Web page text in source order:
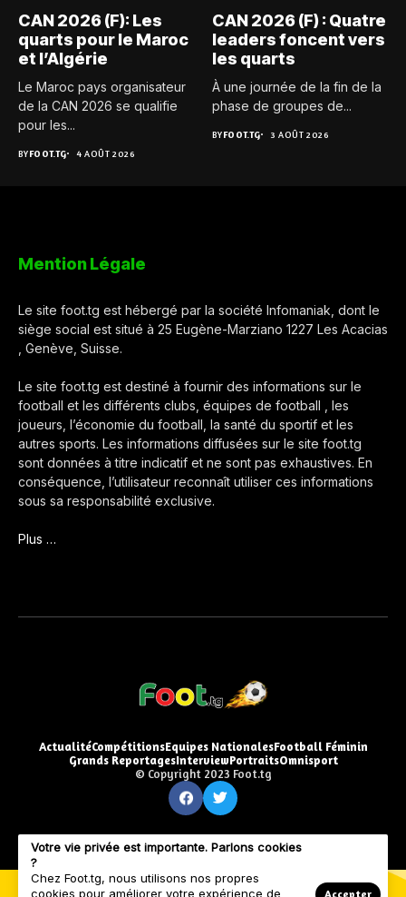
CAN 2026 (F): Les
quarts pour le Maroc
et l’Algérie
Le Maroc pays organisateur
de la CAN 2026 se qualifie
pour les...
BYFOOT.TG 4 AOÛT 2026
CAN 2026 (F) : Quatre
leaders foncent vers
les quarts
À une journée de la fin de la
phase de groupes de...
BYFOOT.TG 3 AOÛT 2026
Mention Légale
Le site foot.tg est hébergé par la société Infomaniak, dont le
siège social est situé à 25 Eugène-Marziano 1227 Les Acacias
, Genève, Suisse.
Le site foot.tg est destiné à fournir des informations sur le
football et les différents clubs, équipes de football , les
joueurs, l’économie du football, la santé du sportif et les
autres sports. Les informations diffusées sur le site foot.tg
sont données à titre indicatif et ne sont pas exhaustives. En
conséquence, l’utilisateur reconnaît utiliser ces informations
sous sa responsabilité exclusive.
Plus …
ActualitéCompétitionsEquipes NationalesFootball Féminin
Grands ReportagesInterviewPortraitsOmnisport
© Copyright 2023 Foot.tg
Votre vie privée est importante. Parlons cookies
?
Chez Foot.tg, nous utilisons nos propres
cookies pour améliorer votre expérience de
Accepter